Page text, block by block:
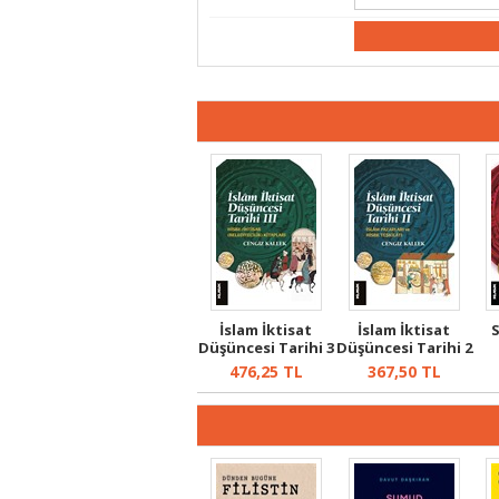
İslam İktisat
Düşüncesi Tarihi 3
/ Hisbe...
476,25 TL
İslam İktisat
Düşüncesi Tarihi 2
367,50TL